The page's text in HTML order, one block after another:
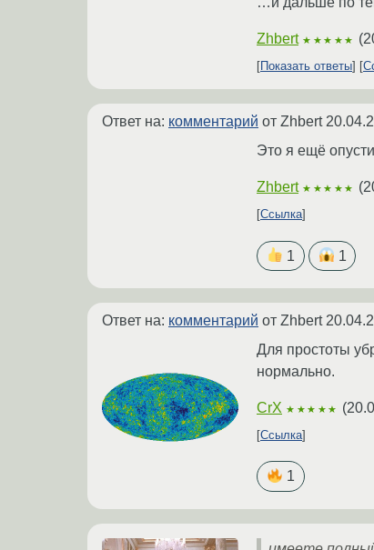
Zhbert ★★★★★ (
Показать ответы
Ответ на: комментарий от Zhbert
Это я ещё
Zhbert ★★★★★ (
Ссылка
1 1
Ответ на: комментарий от Zhbert
Для простоты
нормально.
CrX ★★★★★ (
Ссылка
1